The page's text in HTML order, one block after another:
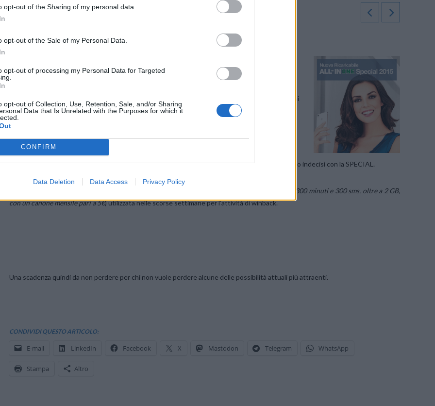
opt-out of the Sharing of my personal data.
opt-out of the Sale of my Personal Data.
opt-out of processing my Personal Data for Targeted
opt-out of Collection, Use, Retention, Sale, and/or Sharing
Data that Is Unrelated with the Purposes for which it
CONFIRM
Data Deletion Data Access Privacy Policy
GIOVEDÌ 19 MARZO È L’ULTIMO GIORNO PER
18 Marzo 2015 21:16by Tommy Denet
Ripercorriamo il listino attuale 3 Italia che è stato prorogato fino a questa data
Una nota di H3G, a meno di ripensamenti dell’ultimo momento, ricorda che con domani si
chiuderà l’offertaALL IN ONE Special(che offre minuti e sms infiniti, oltre a 1 Gb, a 10€
Continuerà invece laAll In One con 2 GBcon invito al Piano Famiglia compreso.
Il 19 marzo diventa quindi l’ultimo giorno per attivare l’offerta a 10€ per tutti quei clienti che sono indecisi con la SPECIAL.
che offre a sua volta 300 minuti e 300 sms, oltre a 2 GB,
con un canone mensile pari a 5€) utilizzata nelle scorse settimane per l’attività di winback.
Una scadenza quindi da non perdere per chi non vuole perdere alcune delle possibilità attuali più attraenti.
CONDIVIDI QUESTO ARTICOLO:
E-mail LinkedIn Facebook X Mastodon Telegram WhatsApp
Stampa Altro